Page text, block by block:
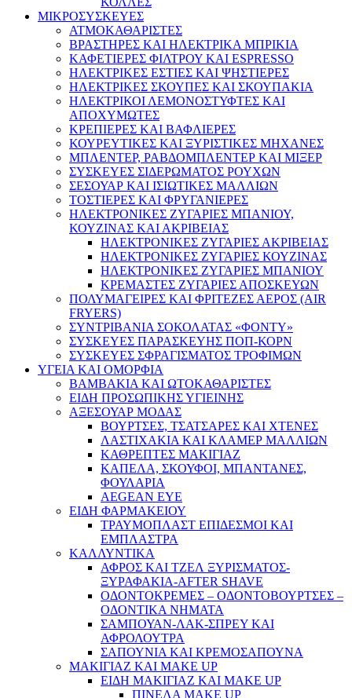
ΜΙΚΡΟΣΥΣΚΕΥΕΣ
ΑΤΜΟΚΑΘΑΡΙΣΤΕΣ
ΒΡΑΣΤΗΡΕΣ ΚΑΙ ΗΛΕΚΤΡΙΚΑ ΜΠΡΙΚΙΑ
ΚΑΦΕΤΙΕΡΕΣ ΦΙΛΤΡΟΥ ΚΑΙ ESPRESSO
ΗΛΕΚΤΡΙΚΕΣ ΕΣΤΙΕΣ ΚΑΙ ΨΗΣΤΙΕΡΕΣ
ΗΛΕΚΤΡΙΚΕΣ ΣΚΟΥΠΕΣ ΚΑΙ ΣΚΟΥΠΑΚΙΑ
ΗΛΕΚΤΡΙΚΟΙ ΛΕΜΟΝΟΣΤΥΦΤΕΣ ΚΑΙ
ΑΠΟΧΥΜΩΤΕΣ
ΚΡΕΠΙΕΡΕΣ ΚΑΙ ΒΑΦΛΙΕΡΕΣ
ΚΟΥΡΕΥΤΙΚΕΣ ΚΑΙ ΞΥΡΙΣΤΙΚΕΣ ΜΗΧΑΝΕΣ
ΜΠΛΕΝΤΕΡ, ΡΑΒΔΟΜΠΛΕΝΤΕΡ ΚΑΙ ΜΙΞΕΡ
ΣΥΣΚΕΥΕΣ ΣΙΔΕΡΩΜΑΤΟΣ ΡΟΥΧΩΝ
ΣΕΣΟΥΑΡ ΚΑΙ ΙΣΙΩΤΙΚΕΣ ΜΑΛΛΙΩΝ
ΤΟΣΤΙΕΡΕΣ ΚΑΙ ΦΡΥΓΑΝΙΕΡΕΣ
ΗΛΕΚΤΡΟΝΙΚΕΣ ΖΥΓΑΡΙΕΣ ΜΠΑΝΙΟΥ,
ΚΟΥΖΙΝΑΣ ΚΑΙ ΑΚΡΙΒΕΙΑΣ
ΗΛΕΚΤΡΟΝΙΚΕΣ ΖΥΓΑΡΙΕΣ ΑΚΡΙΒΕΙΑΣ
ΗΛΕΚΤΡΟΝΙΚΕΣ ΖΥΓΑΡΙΕΣ ΚΟΥΖΙΝΑΣ
ΗΛΕΚΤΡΟΝΙΚΕΣ ΖΥΓΑΡΙΕΣ ΜΠΑΝΙΟΥ
ΚΡΕΜΑΣΤΕΣ ΖΥΓΑΡΙΕΣ ΑΠΟΣΚΕΥΩΝ
ΠΟΛΥΜΑΓΕΙΡΕΣ ΚΑΙ ΦΡΙΤΕΖΕΣ ΑΕΡΟΣ (AIR
FRYERS)
ΣΥΝΤΡΙΒΑΝΙΑ ΣΟΚΟΛΑΤΑΣ «ΦΟΝΤΥ»
ΣΥΣΚΕΥΕΣ ΠΑΡΑΣΚΕΥΗΣ ΠΟΠ-ΚΟΡΝ
ΣΥΣΚΕΥΕΣ ΣΦΡΑΓΙΣΜΑΤΟΣ ΤΡΟΦΙΜΩΝ
ΥΓΕΙΑ ΚΑΙ ΟΜΟΡΦΙΑ
ΒΑΜΒΑΚΙΑ ΚΑΙ ΩΤΟΚΑΘΑΡΙΣΤΕΣ
ΕΙΔΗ ΠΡΟΣΩΠΙΚΗΣ ΥΓΙΕΙΝΗΣ
ΑΞΕΣΟΥΑΡ ΜΟΔΑΣ
ΒΟΥΡΤΣΕΣ, ΤΣΑΤΣΑΡΕΣ ΚΑΙ ΧΤΕΝΕΣ
ΛΑΣΤΙΧΑΚΙΑ ΚΑΙ ΚΛΑΜΕΡ ΜΑΛΛΙΩΝ
ΚΑΘΡΕΠΤΕΣ ΜΑΚΙΓΙΑΖ
ΚΑΠΕΛΑ, ΣΚΟΥΦΟΙ, ΜΠΑΝΤΑΝΕΣ,
ΦΟΥΛΑΡΙΑ
AEGEAN EYE
ΕΙΔΗ ΦΑΡΜΑΚΕΙΟΥ
ΤΡΑΥΜΟΠΛΑΣΤ ΕΠΙΔΕΣΜΟΙ ΚΑΙ
ΕΜΠΛΑΣΤΡΑ
ΚΑΛΛΥΝΤΙΚΑ
ΑΦΡΟΣ ΚΑΙ ΤΖΕΛ ΞΥΡΙΣΜΑΤΟΣ-
ΞΥΡΑΦΑΚΙΑ-AFTER SHAVE
ΟΔΟΝΤΟΚΡΕΜΕΣ – ΟΔΟΝΤΟΒΟΥΡΤΣΕΣ –
ΟΔΟΝΤΙΚΑ ΝΗΜΑΤΑ
ΣΑΜΠΟΥΑΝ-ΛΑΚ-ΣΠΡΕΥ ΚΑΙ
ΑΦΡΟΛΟΥΤΡΑ
ΣΑΠΟΥΝΙΑ ΚΑΙ ΚΡΕΜΟΣΑΠΟΥΝΑ
ΜΑΚΙΓΙΑΖ ΚΑΙ MAKE UP
ΕΙΔΗ ΜΑΚΙΓΙΑΖ ΚΑΙ MAKE UP
ΠΙΝΕΛΑ MAKE UP